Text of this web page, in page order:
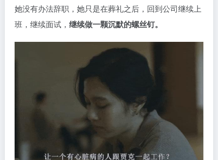
她没有办法辞职，她只是在葬礼之后，回到公司继续上
班，继续面试， 继续做一颗沉默的螺丝钉。